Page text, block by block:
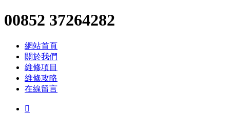
00852 37264282
網站首頁
關於我們
維修項目
維修攻略
在線留言
